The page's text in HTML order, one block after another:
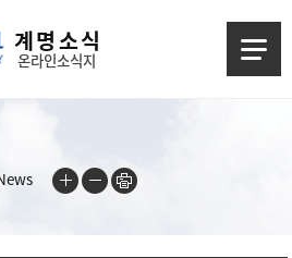
계 명 소 식
온라인소식지